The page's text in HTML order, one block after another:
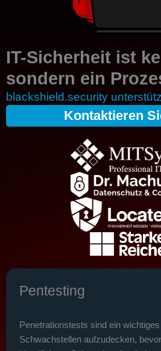
blackshield.security
IT-Sicherheit ist
sondern ein
Kontaktieren
Pentesting
Penetrationstests sind ein
Schwachstellen aufzudecken,